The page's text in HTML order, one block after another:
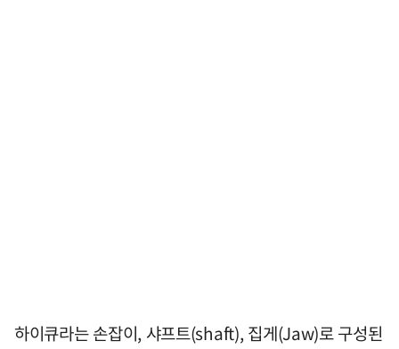
하이큐라는 손잡이, 샤프트(shaft), 집게(Jaw)로 구성된